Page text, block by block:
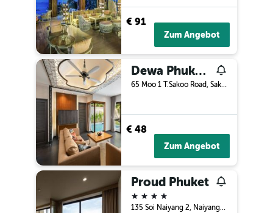
€ 91
Zum Angebot
Dewa Phuket (Beach Resort, Villas And Suites) (Sha Plus)
65 Moo 1 T.Sakoo Road, Sakhu, Thailand
€ 48
Zum Angebot
Proud Phuket
4 Sterne
135 Soi Naiyang 2, Naiyang Beach, Sakhu, Thailand